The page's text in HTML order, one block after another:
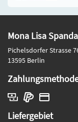
Mona Lisa
Pichelsdorfer Strasse
13595 Berlin
Liefergebiet